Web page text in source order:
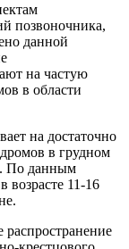
позвоночника,
данной
на частую
в области
на достаточно
в грудном
По данным
возрасте 11-16